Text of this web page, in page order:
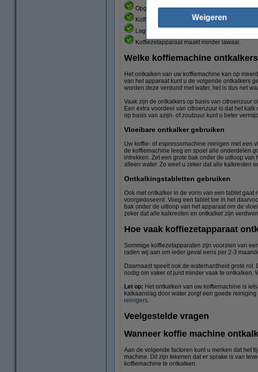
Opgebouwde kalkaanslag komt niet in uw
Koffiezetapparaat gaat langer mee.
Lagere energierekening.
Koffiezetapparaat maakt minder lawaai.
Welke koffiemachine
Het ontkalken van uw koffiemachine kan op
van het apparaat kunt u de volgende ontkalkers
worden deze verdund met water, het is dus net
Vaak zijn de ontkalkers op basis van citroenzuur
Een extra voordeel van citroenzuur is dat het
op basis van azijn- of zoutzuur kunt u beter
Vloeibare ontkalker gebruiken
Uw koffie- of espressomachine reinigen met een
de koffiemachine leeg en spoel alle onderdelen
intrekken. Zet een grote bak onder de uitloop
alleen water. Zo weet u zeker dat alle kalkresten
Ontkalkingstabletten gebruiken
Ook met ontkalker in de vorm van een tablet
voorgedoseerd. Voeg een tablet toe in het
bak onder de uitloop van het apparaat om de
zeker dat alle kalkresten en ontkalker zijn
Hoe vaak koffiezetapparaat
Sommige koffiezetapparaten zijn voorzien van
raden wij aan om ieder geval eens per 2-3
Daarnaast speelt ook de waterhardheid grote rol.
nodig om vaker of juist minder vaak te
Let op: Het ontkalken van uw koffiemachine is
kalkaanslag door water zorgt een goede
reinigers.
Veelgestelde vragen
Wanneer koffie machine
Aan de volgende factoren kunt u merken dat het
machine. Dit zijn tekenen dat er sprake is van
koffiemachine te ontkalken.
Weigeren